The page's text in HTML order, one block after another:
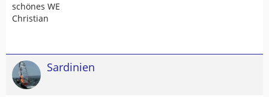
schönes WE
Christian
Sardinien